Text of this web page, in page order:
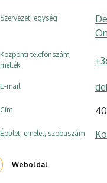
Szervezeti egység
Központi telefonszám,
mellék
E-mail
Cím
Épület, emelet, szobaszám
Weboldal